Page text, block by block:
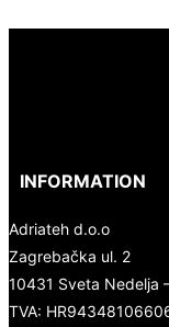
INFORMATION
Adriateh d.o.o
Zagrebačka ul. 2
10431 Sveta Nedelja
TVA: